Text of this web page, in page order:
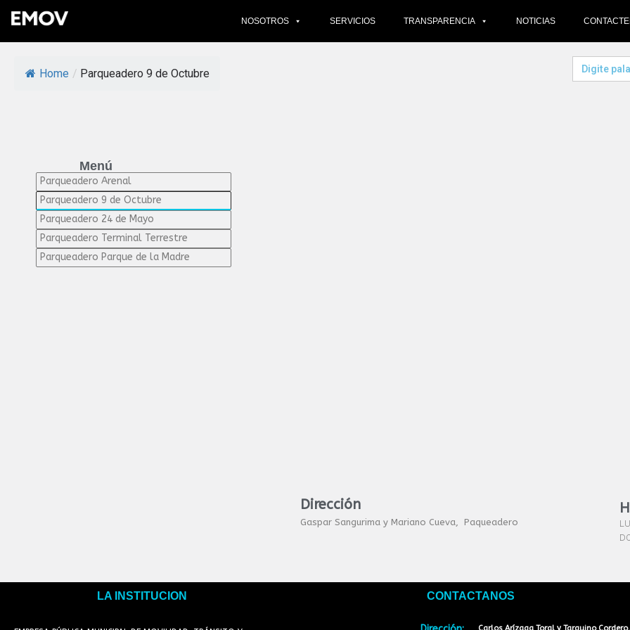
contenido
NOSOTROS SERVICIOS TRANSPARENCIA NOTICIAS
Home / Parqueadero 9 de Octubre
Search
for:
Menú
Parqueadero Arenal
Parqueadero 9 de Octubre
Parqueadero 24 de Mayo
Parqueadero Terminal Terrestre
Parqueadero Parque de la Madre
Dirección
Gaspar Sangurima y Mariano Cueva, Paqueadero
LA INSTITUCION CONTACTANOS
Carlos Arízaga Toral y Tarquino